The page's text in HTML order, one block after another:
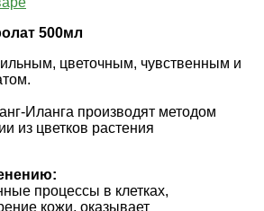
500мл
цветочным, чувственным и
Иланга производят методом
из цветков растения
процессы в клетках,
кожи, оказывает